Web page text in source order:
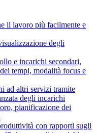
il lavoro più facilmente e
degli
e incarichi secondari,
tempi, modalità focus e
ad altri servizi tramite
degli incarichi
pianificazione dei
con rapporti sugli